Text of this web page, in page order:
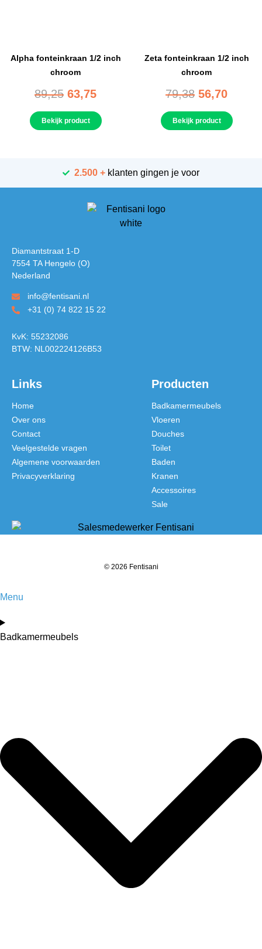
Alpha fonteinkraan 1/2 inch
chroom
89,25 63,75
Bekijk product
Zeta fonteinkraan 1/2 inch
chroom
79,38 56,70
Bekijk product
2.500 + klanten gingen je voor
Diamantstraat 1-D
7554 TA Hengelo (O)
Nederland
info@fentisani.nl
+31 (0) 74 822 15 22
KvK: 55232086
BTW: NL002224126B53
Links
Home
Over ons
Contact
Veelgestelde vragen
Algemene voorwaarden
Privacyverklaring
Producten
Badkamermeubels
Vloeren
Douches
Toilet
Baden
Kranen
Accessoires
Sale
© 2026 Fentisani
Menu
Badkamermeubels